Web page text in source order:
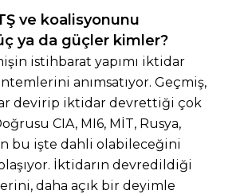
ve koalisyonunu
ya da güçler kimler?
istihbarat yapımı iktidar
anımsatıyor. Geçmiş,
devirip iktidar devrettiği çok
CIA, MI6, MİT, Rusya,
bu işte dahli olabileceğini
İktidarın devredildiği
daha açık bir deyimle